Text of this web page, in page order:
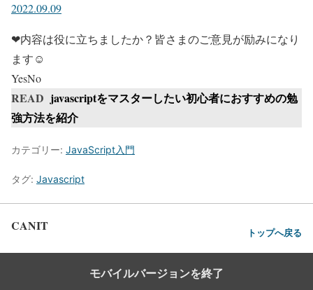
2022.09.09
❤内容は役に立ちましたか？皆さまのご意見が励みになり
ます☺
YesNo
READ javascriptをマスターしたい初心者におすすめの勉
強方法を紹介
カテゴリー: JavaScript入門
タグ: Javascript
CANIT トップへ戻る
モバイルバージョンを終了